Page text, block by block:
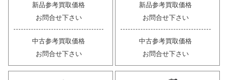
新品参考買取価格
お問合せ下さい
中古参考買取価格
お問合せ下さい
新品参考買取価格
お問合せ下さい
中古参考買取価格
お問合せ下さい